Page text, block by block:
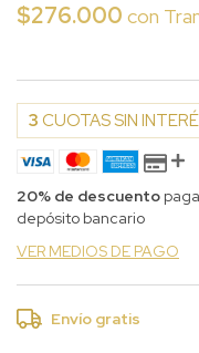
$276.000 con
3 CUOTAS SIN
20% de descuento
depósito bancario
VER MEDIOS DE PAGO
Envío gratis